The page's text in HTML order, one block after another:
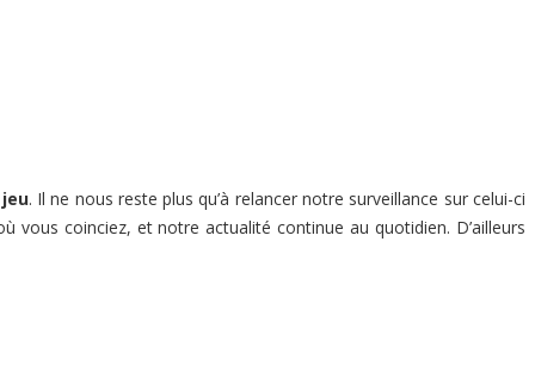
. Il ne nous reste plus qu’à relancer notre surveillance sur celui-ci
vous coinciez, et notre actualité continue au quotidien. D’ailleurs